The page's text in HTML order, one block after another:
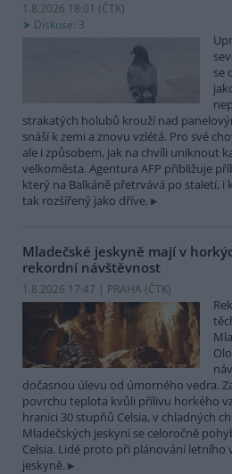
1.8.2026 18:01 (ČTK)
Diskuse: 3
se
strakatých holubů krouží nad
snáší k zemi a znovu vzlétá. Pro své
ale i způsobem, jak na chvíli uniknout
velkoměsta. Agentura AFP přibližuje
který na Balkáně přetrvává po staletí, i
tak rozšířený jako dříve.
Mladečské jeskyně mají v
rekordní návštěvnost
1.8.2026 17:47 | PRAHA (ČTK)
dočasnou úlevu od úmorného vedra.
povrchu teplota kvůli přílivu horkého
hranici 30 stupňů Celsia, v chladných
Mladečských jeskyní se celoročně
Celsia. Lidé proto při plánování letního
jeskyně.